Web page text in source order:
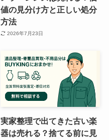
値の見分け方と正しい処分
方法
2026年7月23日
実家整理で出てきた古い楽
器は売れる？捨てる前に見